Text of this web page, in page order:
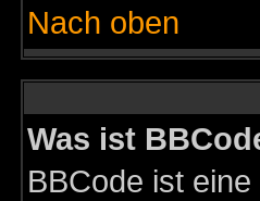
Nach oben
Was ist
BBCode ist